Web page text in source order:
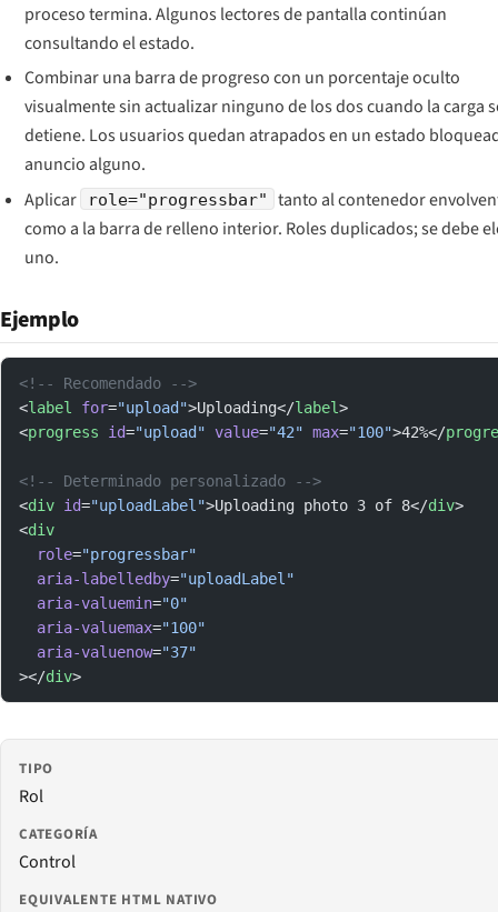
proceso termina. Algunos lectores de pantalla continúan
consultando el estado.
Combinar una barra de progreso con un porcentaje oculto
visualmente sin actualizar ninguno de los dos cuando la carga
detiene. Los usuarios quedan atrapados en un estado
anuncio alguno.
Aplicar
role="progressbar"
tanto al contenedor
como a la barra de relleno interior. Roles duplicados; se debe
uno.
Ejemplo
<!-- Recomendado -->
<label for="upload">Uploading</label>
<progress id="upload" value="42" max="100">42%</
<!-- Determinado personalizado -->
<div id="uploadLabel">Uploading photo 3 of 8</div>
<div
  role
="progressbar"
  aria-labelledby
="uploadLabel"
  aria-valuemin
="0"
  aria-valuemax
="100"
  aria-valuenow
="37"
></div>
TIPO
Rol
CATEGORÍA
Control
EQUIVALENTE HTML NATIVO